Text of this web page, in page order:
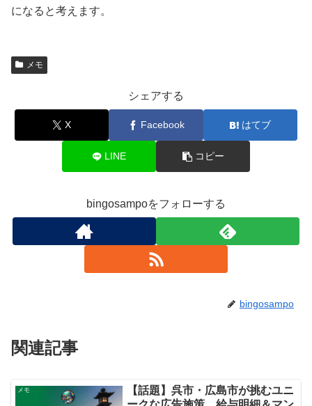
になると考えます。
メモ
シェアする
X Facebook はてブ
LINE コピー
bingosampoをフォローする
bingosampo
関連記事
メモ
【話題】呉市・広島市が挑むユニ